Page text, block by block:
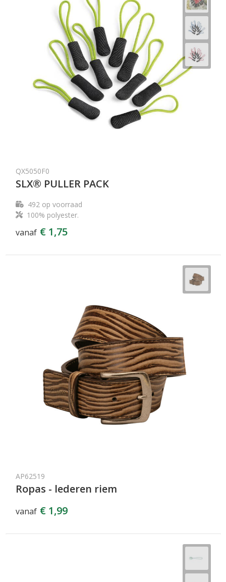
QX5050F0
SLX® PULLER PACK
492op voorraad
100% polyester.
vanaf € 1,75
AP62519
Ropas - lederen riem
vanaf € 1,99